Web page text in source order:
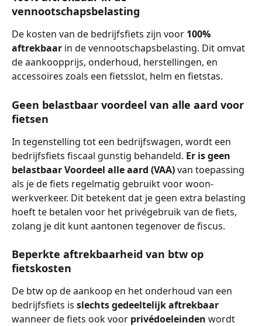
vennootschapsbelasting
De kosten van de bedrijfsfiets zijn voor 100%
aftrekbaar in de vennootschapsbelasting. Dit omvat
de aankoopprijs, onderhoud, herstellingen, en
accessoires zoals een fietsslot, helm en fietstas.
Geen belastbaar voordeel van alle aard voor
fietsen
In tegenstelling tot een bedrijfswagen, wordt een
bedrijfsfiets fiscaal gunstig behandeld. Er is geen
belastbaar Voordeel alle aard (VAA) van toepassing
als je de fiets regelmatig gebruikt voor woon-
werkverkeer. Dit betekent dat je geen extra belasting
hoeft te betalen voor het privégebruik van de fiets,
zolang je dit kunt aantonen tegenover de fiscus.
Beperkte aftrekbaarheid van btw op
fietskosten
De btw op de aankoop en het onderhoud van een
bedrijfsfiets is slechts gedeeltelijk aftrekbaar
wanneer de fiets ook voor privédoeleinden wordt